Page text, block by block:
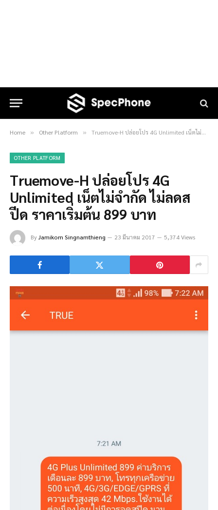
Home » Other Platform » Truemove-H ปล่อยโปร 4G Unlimited เน็ตไม่จำกัด ไม่ลดสปีด ราคาเริ่มต้น 899 บาท
OTHER PLATFORM
Truemove-H ปล่อยโปร 4G
Unlimited เน็ตไม่จำกัด ไม่ลดส
ปีด ราคาเริ่มต้น 899 บาท
ByJamikorn Singnamthieng 23 มีนาคม 2017 5,374 Views